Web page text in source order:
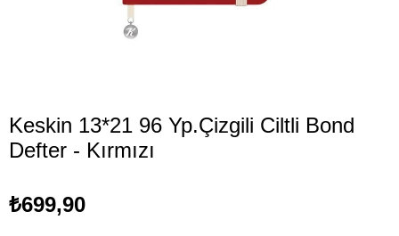
Keskin 13*21 96 Yp.Çizgili Ciltli Bond
Defter - Kırmızı
₺699,90